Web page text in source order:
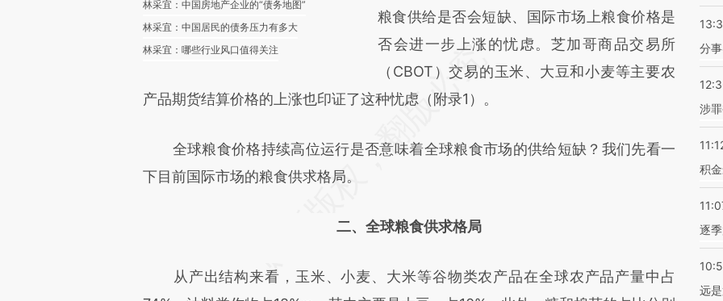
林采宜：中国房地产企业的“债务地图”
林采宜：中国居民的债务压力有多大
林采宜：哪些行业风口值得关注
粮食供给是否会短缺、国际市场上粮食价格是
否会进一步上涨的忧虑。芝加哥商品交易所
（CBOT）交易的玉米、大豆和小麦等主要农
产品期货结算价格的上涨也印证了这种忧虑（附录1）。
全球粮食价格持续高位运行是否意味着全球粮食市场的供给短缺？我们先看一
下目前国际市场的粮食供求格局。
二、全球粮食供求格局
从产出结构来看，玉米、小麦、大米等谷物类农产品在全球农产品产量中占
分
涉
积
逐
远